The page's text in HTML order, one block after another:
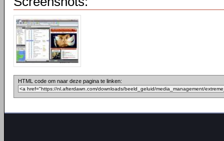
HTML code om naar deze pagina te linken: